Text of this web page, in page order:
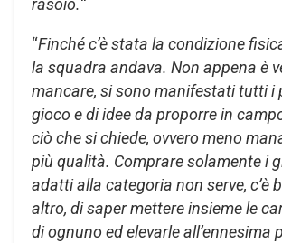
rasoio.“
“Finché c’è stata la condizione
la squadra andava. Non appena è
mancare, si sono manifestati tutti i
gioco e di idee da proporre in
ciò che si chiede, ovvero meno
più qualità. Comprare solamente i
adatti alla categoria non serve, c’è
altro, di saper mettere insieme le
di ognuno ed elevarle all’ennesima